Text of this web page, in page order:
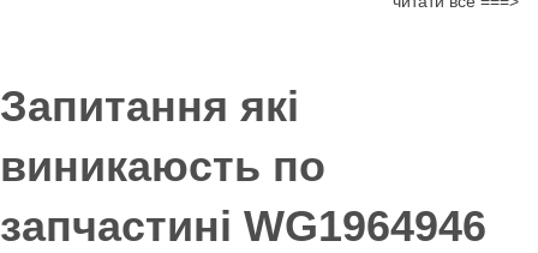
Запитання які
виникаюсть по
запчастині WG1964946